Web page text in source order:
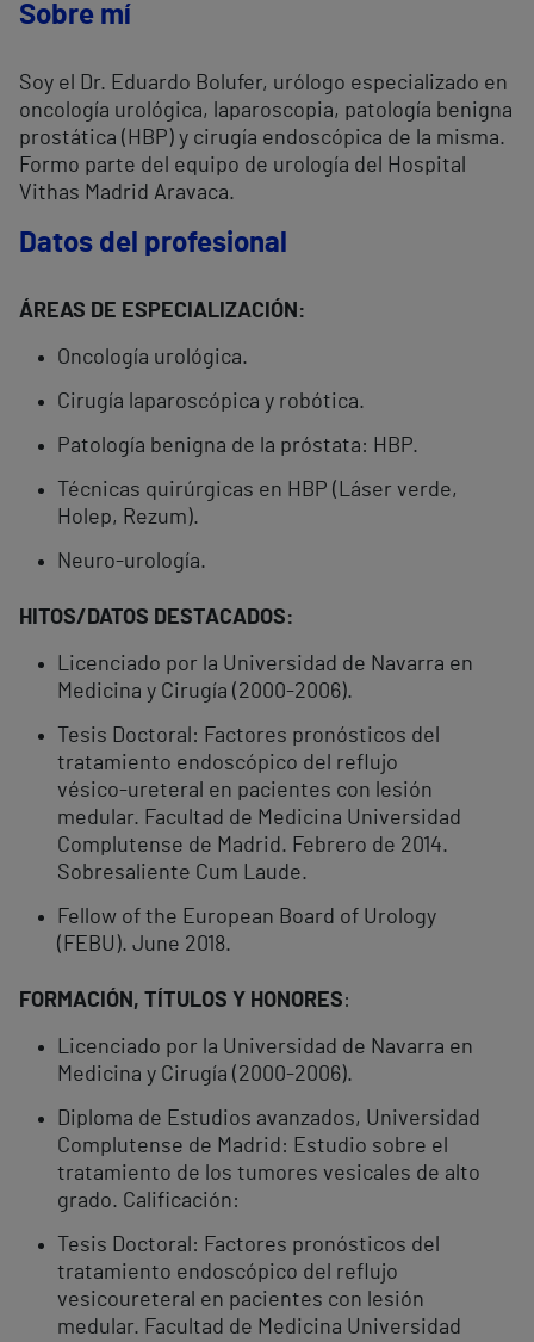
Sobre mí
Soy el Dr. Eduardo Bolufer, urólogo especializado en
oncología urológica, laparoscopia, patología benigna
prostática (HBP) y cirugía endoscópica de la misma.
Formo parte del equipo de urología del Hospital
Vithas Madrid Aravaca.
Datos del profesional
ÁREAS DE ESPECIALIZACIÓN:
Oncología urológica.
Cirugía laparoscópica y robótica.
Patología benigna de la próstata: HBP.
Técnicas quirúrgicas en HBP (Láser verde,
Holep, Rezum).
Neuro-urología.
HITOS/DATOS DESTACADOS:
Licenciado por la Universidad de Navarra en
Medicina y Cirugía (2000-2006).
Tesis Doctoral: Factores pronósticos del
tratamiento endoscópico del reflujo
vésico-ureteral en pacientes con lesión
medular. Facultad de Medicina Universidad
Complutense de Madrid. Febrero de 2014.
Sobresaliente Cum Laude.
Fellow of the European Board of Urology
(FEBU). June 2018.
FORMACIÓN, TÍ TULOS Y HONORES:
Licenciado por la Universidad de Navarra en
Medicina y Cirugía (2000-2006).
Diploma de Estudios avanzados, Universidad
Complutense de Madrid: Estudio sobre el
tratamiento de los tumores vesicales de alto
grado. Calificación:
Tesis Doctoral: Factores pronósticos del
tratamiento endoscópico del reflujo
vesicoureteral en pacientes con lesión
medular. Facultad de Medicina Universidad